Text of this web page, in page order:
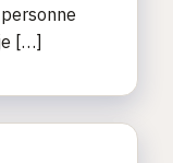
[…]